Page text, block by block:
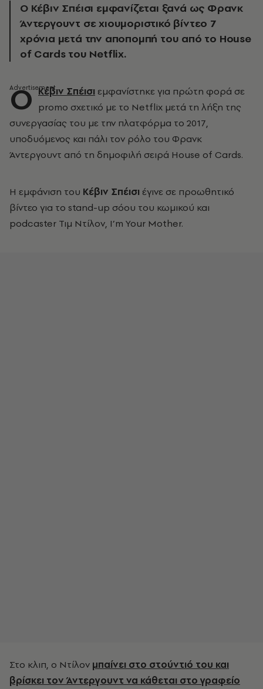
Ο Κέβιν Σπέισι εμφανίζεται ξανά ως Φρανκ
Άντεργουντ σε χιουμοριστικό βίντεο 7
χρόνια μετά την αποπομπή του από το House
of Cards του Netflix.
Ο Κέβιν Σπέισι εμφανίστηκε για πρώτη φορά σε
promo σχετικό με το Netflix μετά τη λήξη της
συνεργασίας του με την πλατφόρμα το 2017,
υποδυόμενος και πάλι τον ρόλο του Φρανκ
Άντεργουντ από τη δημοφιλή σειρά House of Cards.
Η εμφάνιση του Κέβιν Σπέισι έγινε σε προωθητικό
βίντεο για το stand-up σόου του κωμικού και
podcaster Τιμ Ντίλον, I’m Your Mother.
Στο κλιπ, ο Ντίλον μπαίνει στο στούντιό του και
βρίσκει τον Άντεργουντ να κάθεται στο γραφείο